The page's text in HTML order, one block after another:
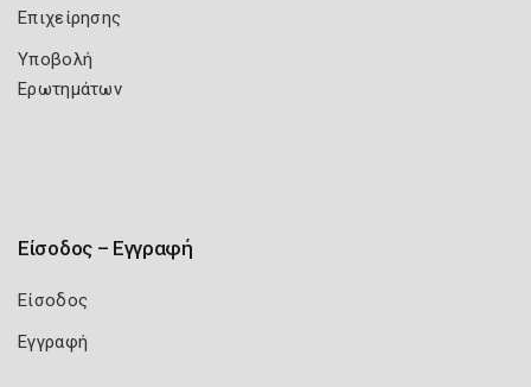
Επιχείρησης
Υποβολή
Ερωτημάτων
Είσοδος – Εγγραφή
Είσοδος
Εγγραφή